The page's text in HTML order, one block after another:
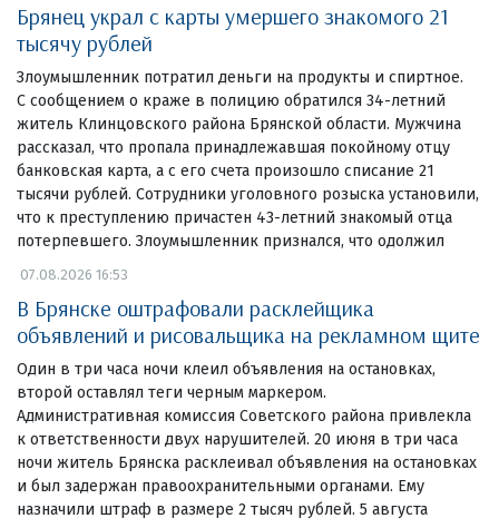
Брянец украл с карты умершего знакомого 21
тысячу рублей
Злоумышленник потратил деньги на продукты и спиртное.
С сообщением о краже в полицию обратился 34-летний
житель Клинцовского района Брянской области. Мужчина
рассказал, что пропала принадлежавшая покойному отцу
банковская карта, а с его счета произошло списание 21
тысячи рублей. Сотрудники уголовного розыска установили,
что к преступлению причастен 43-летний знакомый отца
потерпевшего. Злоумышленник признался, что одолжил
07.08.2026 16:53
В Брянске оштрафовали расклейщика
объявлений и рисовальщика на рекламном щите
Один в три часа ночи клеил объявления на остановках,
второй оставлял теги черным маркером.
Административная комиссия Советского района привлекла
к ответственности двух нарушителей. 20 июня в три часа
ночи житель Брянска расклеивал объявления на остановках
и был задержан правоохранительными органами. Ему
назначили штраф в размере 2 тысяч рублей. 5 августа